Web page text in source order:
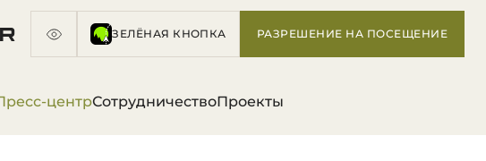
ЗЕЛЁНАЯ КНОПКА РАЗРЕШЕНИЕ НА ПОСЕЩЕНИЕ
центрСотрудничествоПроекты